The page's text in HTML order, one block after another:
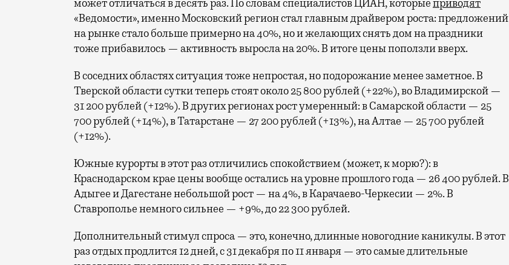
может отличаться в десять раз. По словам специалистов ЦИАН, которыеприводят
«Ведомости», именно Московский регион стал главным драйвером роста: предложений
на рынке стало больше примерно на 40%, но и желающих снять дом на праздники
тоже прибавилось — активность выросла на 20%. В итоге цены поползли вверх.
В соседних областях ситуация тоже непростая, но подорожание менее заметное. В
Тверской области сутки теперь стоят около 25 800 рублей (+22%), во Владимирской —
31 200 рублей (+12%). В других регионах рост умеренный: в Самарской области — 25
700 рублей (+14%), в Татарстане — 27 200 рублей (+13%), на Алтае — 25 700 рублей
(+12%).
Южные курорты в этот раз отличились спокойствием (может, к морю?): в
Краснодарском крае цены вообще остались на уровне прошлого года — 26 400 рублей. В
Адыгее и Дагестане небольшой рост — на 4%, в Карачаево-Черкесии — 2%. В
Ставрополье немного сильнее — +9%, до 22 300 рублей.
Дополнительный стимул спроса — это, конечно, длинные новогодние каникулы. В этот
раз отдых продлится 12 дней, с 31 декабря по 11 января — это самые длительные